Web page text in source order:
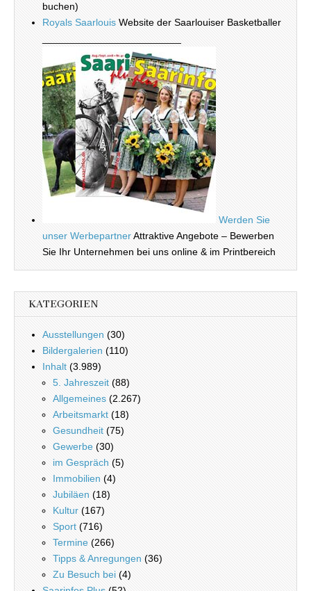
buchen)
Royals Saarlouis Website der Saarlouiser Basketballer
Werden Sie
unser WerbepartnerAttraktive Angebote – Bewerben
Sie Ihr Unternehmen bei uns online & im Printbereich
KATEGORIEN
Ausstellungen (30)
Bildergalerien (110)
Inhalt (3.989)
5. Jahreszeit (88)
Allgemeines (2.267)
Arbeitsmarkt (18)
Gesundheit (75)
Gewerbe (30)
im Gespräch (5)
Immobilien (4)
Jubiläen (18)
Kultur (167)
Sport (716)
Termine (266)
Tipps & Anregungen (36)
Zu Besuch bei (4)